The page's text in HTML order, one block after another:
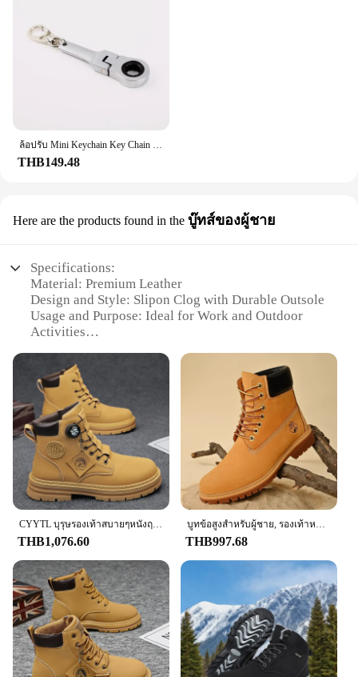
ล้อปรับ Mini Keychain Key Chain พวงกุญแจ Key Ring จี้ JDM Hellaflush สังกะสีอัลลอยด์ Made รถบรรทุก
THB149.48
Here are the products found in the บู๊ทส์ของผู้ชาย
Specifications:
Material: Premium Leather
Design and Style: Slipon Clog with Durable Outsole
Usage and Purpose: Ideal for Work and Outdoor
Activities
Resistant
Parts and Accessories: Includes Removable Insole
for Comfort
Applicable People: Men seeking durable,
comfortable footwear
Features:
|Wholesale|
**Durable Construction and Comfort**
Crafted from premium leather, the Timberland Men
Work Slipon Clog offers a blend of durability and
wear, while the durable outsole is designed to
withstand the rigors of daily wear and tear. The
inclusion of a removable insole provides additional
comfort, allowing for customization to suit
individual preferences. Whether you're on the job
site or enjoying outdoor activities, these clogs are
built to last.
CYYTL บุรุษรองเท้าสบายๆหนังฤดูหนาวรองเท้าเชลซีคาวบอยยุทธวิธีเดินป่ากลางแจ้ง Designer Luxury เทนนิสข้อเท้ารองเท้าผ้าใบ
THB1,076.60
บูทข้อสูงสำหรับผู้ชาย, รองเท้าหนังของผู้หญิงที่มีคุณภาพสูงรองเท้าผ้าใบกลางแจ้งแฟชั่นบูทหุ้มข้อกันลื่นสำหรับคู่รัก
THB997.68